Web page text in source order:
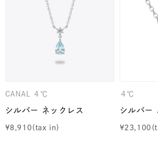
CANAL ４℃
シルバー ネックレス
¥8,910
４℃
シルバー
¥23,100